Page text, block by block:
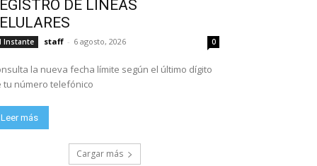
DE LÍNEAS
Instante staff - 6 agosto, 2026 0
la nueva fecha límite según el último dígito
tu número telefónico
Leer más
Cargar más